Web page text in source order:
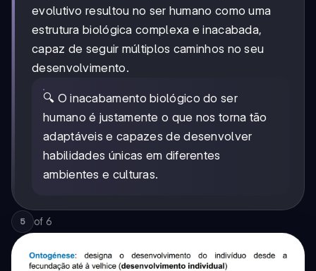
evolutivo resultou no ser humano como uma
estrutura biológica complexa e inacabada,
capaz de seguir múltiplos caminhos no seu
desenvolvimento.
🔍 O inacabamento biológico do ser
humano é justamente o que nos torna tão
adaptáveis e capazes de desenvolver
habilidades únicas em diferentes
ambientes e culturas.
5 of 6